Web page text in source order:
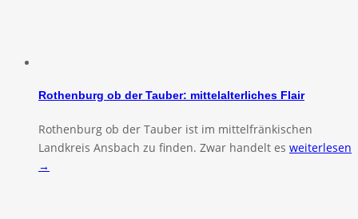
Rothenburg ob der Tauber: mittelalterliches Flair
Rothenburg ob der Tauber ist im mittelfränkischen
Landkreis Ansbach zu finden. Zwar handelt es weiterlesen
→